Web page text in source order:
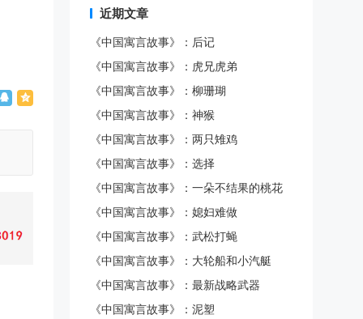
近期文章
《中国寓言故事》：后记
《中国寓言故事》：虎兄虎弟
《中国寓言故事》：柳珊瑚
《中国寓言故事》：神猴
《中国寓言故事》：两只雉鸡
《中国寓言故事》：选择
《中国寓言故事》：一朵不结果的桃花
《中国寓言故事》：媳妇难做
《中国寓言故事》：武松打蝇
《中国寓言故事》：大轮船和小汽艇
《中国寓言故事》：最新战略武器
《中国寓言故事》：泥塑